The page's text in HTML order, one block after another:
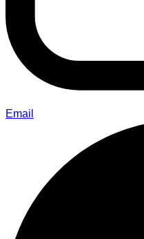
Email